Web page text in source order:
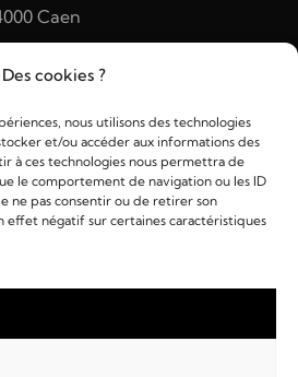
Des cookies ?
nous utilisons des technologies
et/ou accéder aux informations des
à ces technologies nous permettra de
le comportement de navigation ou les ID
ne pas consentir ou de retirer son
effet négatif sur certaines caractéristiques
Caen
par